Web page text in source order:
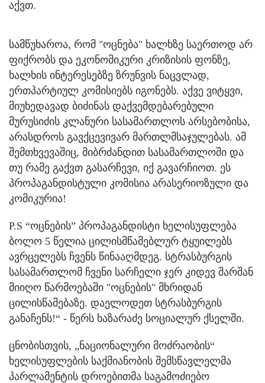
აქვთ.
სამწუხაროა, რომ "ოცნება" ხალხზე საერთოდ არ
ფიქრობს და ეკონომიკური კრიზისის ფონზე,
ხალხის ინტერესებზე ზრუნვის ნაცვლად,
ერთპარტიულ კომისიებს იგონებს. აქვე ვიტყვი,
მიუხედავად ბიძინას დაქვემდებარებული
მურუსიძის კლანური სასამართლოს არსებობისა,
არასდროს გავქცევივარ მართლმსაჯულებას. ამ
შემთხვევაშიც, მიბრძანდით სასამართლოში და
თუ რამე გაქვთ გასარჩევი, იქ გავარჩიოთ. ეს
პროპაგანდისტული კომისია არასერიოზული და
კომიკურია!
P.S “ოცნების” პროპაგანდისტი ხელისუფლება
ბოლო 5 წელია ცილისმწამებლურ ტყუილებს
ავრცელებს ჩვენს წინააღმდეგ. სტრასბურგის
სასამართლომ ჩვენი სარჩელი ჯერ კიდევ შარშან
მიიღო წარმოებაში "ოცნების" მხრიდან
ცილისწამებაზე. დაელოდეთ სტრასბურგის
განაჩენს!“ - წერს ხაზარაძე სოციალურ ქსელში.
ცნობისთვის, „ნაციონალური მოძრაობის“
ხელისუფლების საქმიანობის შემსწავლელმა
პარლამენტის დროებითმა საგამოძიებო